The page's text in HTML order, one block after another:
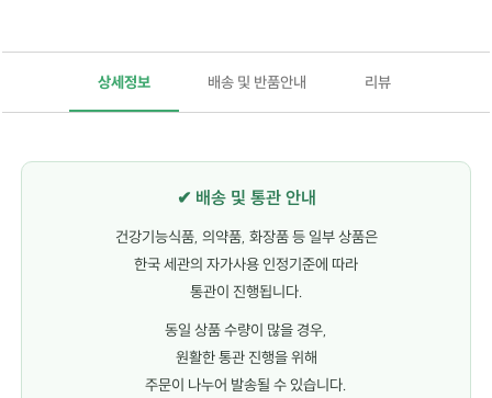
상세정보 배송 및 반품안내 리뷰
✔ 배송 및 통관 안내
건강기능식품, 의약품, 화장품 등 일부 상품은
한국 세관의 자가사용 인정기준에 따라
통관이 진행됩니다.
동일 상품 수량이 많을 경우,
원활한 통관 진행을 위해
주문이 나누어 발송될 수 있습니다.